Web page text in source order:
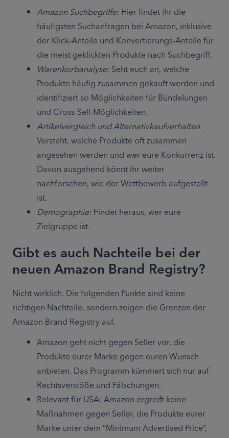
Amazon Suchbegriffe: Hier findet ihr die
häufigsten Suchanfragen bei Amazon, inklusive
der Klick-Anteile und Konvertierungs-Anteile für
die meist geklickten Produkte nach Suchbegriff.
Warenkorbanalyse: Seht euch an, welche
Produkte häufig zusammen gekauft werden und
identifiziert so Möglichkeiten für Bündelungen
und Cross-Sell-Möglichkeiten.
Artikelvergleich und Alternativkaufverhalten:
Versteht, welche Produkte oft zusammen
angesehen werden und wer eure Konkurrenz ist.
Davon ausgehend könnt ihr weiter
nachforschen, wie der Wettbewerb aufgestellt
ist.
Demographie: Findet heraus, wer eure
Zielgruppe ist.
Gibt es auch Nachteile bei der
neuen Amazon Brand Registry?
Nicht wirklich. Die folgenden Punkte sind keine
richtigen Nachteile, sondern zeigen die Grenzen der
Amazon Brand Registry auf.
Amazon geht nicht gegen Seller vor, die
Produkte eurer Marke gegen euren Wunsch
anbieten. Das Programm kümmert sich nur auf
Rechtsverstöße und Fälschungen.
Relevant für USA: Amazon ergreift keine
Maßnahmen gegen Seller, die Produkte eurer
Marke unter dem “Minimum Advertised Price”,